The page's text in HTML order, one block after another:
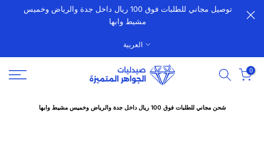
الانتقالتوصيل مجاني للطلبات فوق 100 ريال داخل جدة والرياض وخميس
مشيط وابها
العربية
0
شحن مجاني للطلبات فوق 100 ريال داخل جدة والرياض وخميس مشيط وابها